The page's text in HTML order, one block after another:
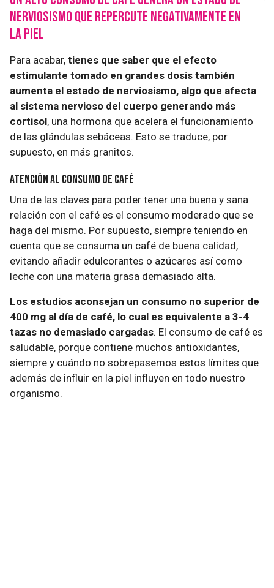
nerviosismo que repercute negativamente en
la piel
Para acabar, tienes que saber que el efecto
estimulante tomado en grandes dosis también
aumenta el estado de nerviosismo, algo que afecta
al sistema nervioso del cuerpo generando más
cortisol, una hormona que acelera el funcionamiento
de las glándulas sebáceas. Esto se traduce, por
supuesto, en más granitos.
Atención al consumo de café
Una de las claves para poder tener una buena y sana
relación con el café es el consumo moderado que se
haga del mismo. Por supuesto, siempre teniendo en
cuenta que se consuma un café de buena calidad,
evitando añadir edulcorantes o azúcares así como
leche con una materia grasa demasiado alta.
Los estudios aconsejan un consumo no superior de
400 mg al día de café, lo cual es equivalente a 3-4
tazas no demasiado cargadas. El consumo de café es
saludable, porque contiene muchos antioxidantes,
siempre y cuándo no sobrepasemos estos límites que
además de influir en la piel influyen en todo nuestro
organismo.